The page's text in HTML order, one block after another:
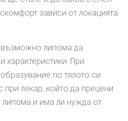
зависи от локацията
възможно липома да
характеристики. При
по тялото си
при лекар, който да прецени
липома и има ли нужда от